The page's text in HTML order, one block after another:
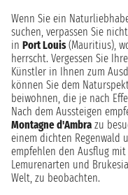
Wenn Sie ein
suchen, verpassen Sie
in Port Louis(Mauritius),
herrscht. Vergessen Sie
Künstler in Ihnen zum
können Sie dem
beiwohnen, die je nach
Nach dem Aussteigen
Montagne d'Ambra zu
einem dichten Regenwald
empfehlen den Ausflug mit
Lemurenarten und
Welt, zu beobachten.